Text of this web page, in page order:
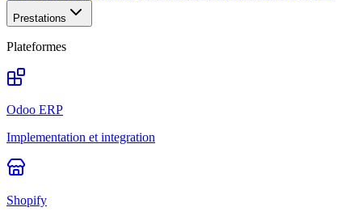
Prestations
Plateformes
Odoo ERP
Implementation et integration
Shopify